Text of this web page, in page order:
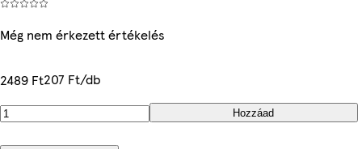
Még nem érkezett értékelés
2489 Ft207 Ft/db
Hozzáad